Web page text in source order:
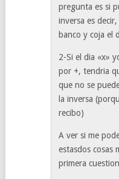
pregunta es si
inversa es
banco y coja el
2-Si el dia «x»
por +, tendria
que no se
la inversa
recibo)
A ver si me
estasdos cosas
primera